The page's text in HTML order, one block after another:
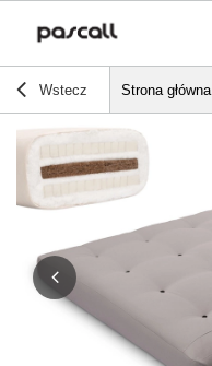
Wstecz Strona główna